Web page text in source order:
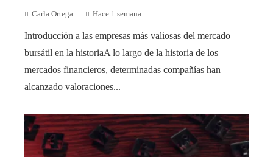
Carla Ortega Hace 1 semana
Introducción a las empresas más valiosas del mercado
bursátil en la historiaA lo largo de la historia de los
mercados financieros, determinadas compañías han
alcanzado valoraciones...